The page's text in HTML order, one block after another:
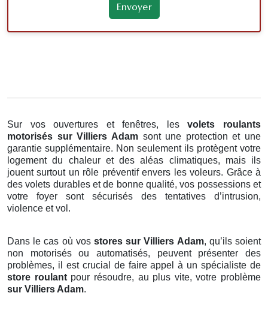
Sur vos ouvertures et fenêtres, lesvolets roulants
motorisés sur Villiers Adam sont une protection et une
garantie supplémentaire. Non seulement ils protègent votre
logement du chaleur et des aléas climatiques, mais ils
jouent surtout un rôle préventif envers les voleurs. Grâce à
des volets durables et de bonne qualité, vos possessions et
votre foyer sont sécurisés des tentatives d’intrusion,
violence et vol.
Dans le cas où vos stores sur Villiers Adam, qu’ils soient
non motorisés ou automatisés, peuvent présenter des
problèmes, il est crucial de faire appel à un spécialiste de
store roulantpour résoudre, au plus vite, votre problème
sur Villiers Adam.